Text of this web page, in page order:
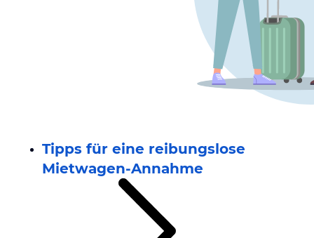
Tipps für eine reibungslose
Mietwagen-Annahme